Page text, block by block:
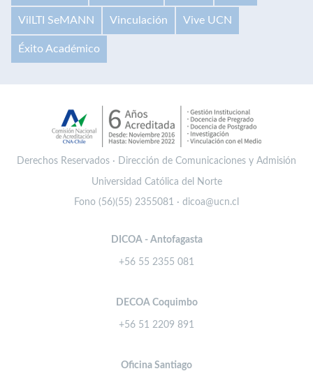
VilLTI SeMANN Vinculación Vive UCN
Éxito Académico
Derechos Reservados · Dirección de Comunicaciones y Admisión
Universidad Católica del Norte
Fono (56)(55) 2355081 · dicoa@ucn.cl
DICOA - Antofagasta
+56 55 2355 081
DECOA Coquimbo
+56 51 2209 891
Oficina Santiago